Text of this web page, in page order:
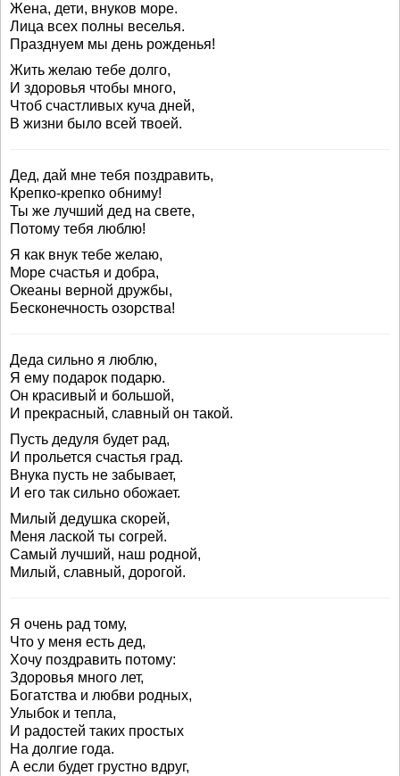
Жена, дети, внуков море.
Лица всех полны веселья.
Празднуем мы день рожденья!
Жить желаю тебе долго,
И здоровья чтобы много,
Чтоб счастливых куча дней,
В жизни было всей твоей.
Дед, дай мне тебя поздравить,
Крепко-крепко обниму!
Ты же лучший дед на свете,
Потому тебя люблю!
Я как внук тебе желаю,
Море счастья и добра,
Океаны верной дружбы,
Бесконечность озорства!
Деда сильно я люблю,
Я ему подарок подарю.
Он красивый и большой,
И прекрасный, славный он такой.
Пусть дедуля будет рад,
И прольется счастья град.
Внука пусть не забывает,
И его так сильно обожает.
Милый дедушка скорей,
Меня лаской ты согрей.
Самый лучший, наш родной,
Милый, славный, дорогой.
Я очень рад тому,
Что у меня есть дед,
Хочу поздравить потому:
Здоровья много лет,
Богатства и любви родных,
Улыбок и тепла,
И радостей таких простых
На долгие года.
А если будет грустно вдруг,